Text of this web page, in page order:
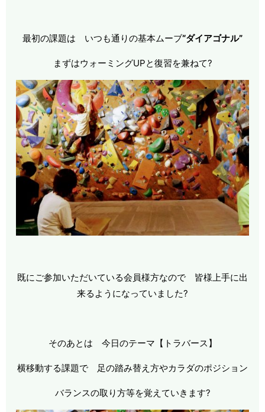
最初の課題は いつも通りの基本ムーブ“ダイアゴナル”
まずはウォーミングUPと復習を兼ねて?
既にご参加いただいている会員様方なので 皆様上手に出
来るようになっていました?
そのあとは 今日のテーマ【トラバース】
横移動する課題で 足の踏み替え方やカラダのポジション
バランスの取り方等を覚えていきます?